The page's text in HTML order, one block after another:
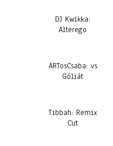
DJ Kwikka:
Alterego
ARTosCsaba: vs
Góliát
Tibbah: Remix
Cut